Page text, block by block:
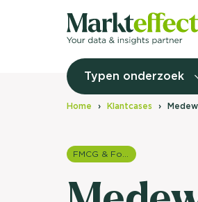
Typen onderzoek
Home Klantcases
FMCG & Food branche